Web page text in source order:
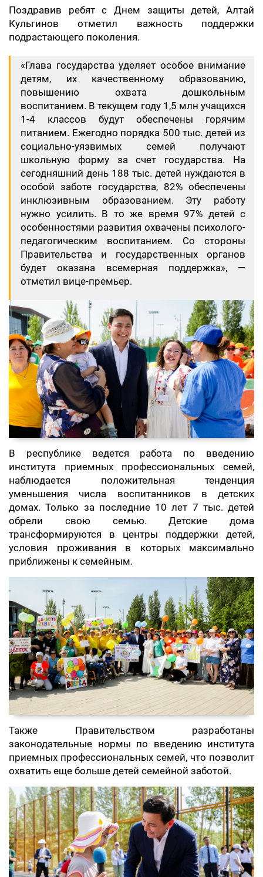
Поздравив ребят с Днем защиты детей, Алтай
Кульгинов отметил важность поддержки
подрастающего поколения.
«Глава государства уделяет особое внимание
детям, их качественному образованию,
повышению охвата дошкольным
воспитанием. В текущем году 1,5 млн учащихся
1-4 классов будут обеспечены горячим
питанием. Ежегодно порядка 500 тыс. детей из
социально-уязвимых семей получают
школьную форму за счет государства. На
сегодняшний день 188 тыс. детей нуждаются в
особой заботе государства, 82% обеспечены
инклюзивным образованием. Эту работу
нужно усилить. В то же время 97% детей с
особенностями развития охвачены психолого-
педагогическим воспитанием. Со стороны
Правительства и государственных органов
будет оказана всемерная поддержка», —
отметил вице-премьер.
В республике ведется работа по введению
института приемных профессиональных семей,
наблюдается положительная тенденция
уменьшения числа воспитанников в детских
домах. Только за последние 10 лет 7 тыс. детей
обрели свою семью. Детские дома
трансформируются в центры поддержки детей,
условия проживания в которых максимально
приближены к семейным.
Также Правительством разработаны
законодательные нормы по введению института
приемных профессиональных семей, что позволит
охватить еще больше детей семейной заботой.